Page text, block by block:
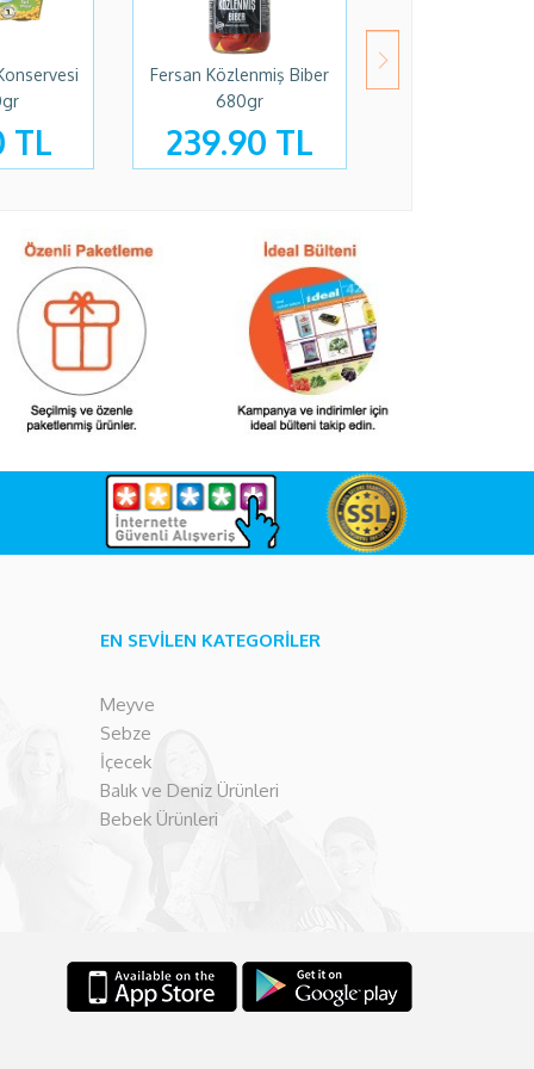
Fersan Közlenmiş Biber
680gr
239.90 TL
EN SEVİLEN KATEGORİLER
Meyve
Sebze
İçecek
Balık ve Deniz Ürünleri
Bebek Ürünleri